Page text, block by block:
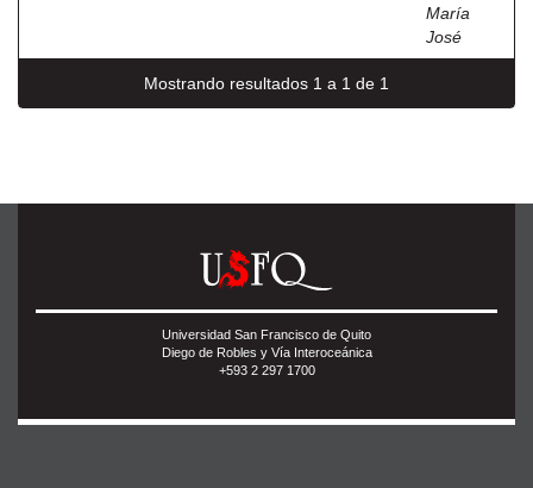
María
José
Mostrando resultados 1 a 1 de 1
Universidad San Francisco de Quito
Diego de Robles y Vía Interoceánica
+593 2 297 1700